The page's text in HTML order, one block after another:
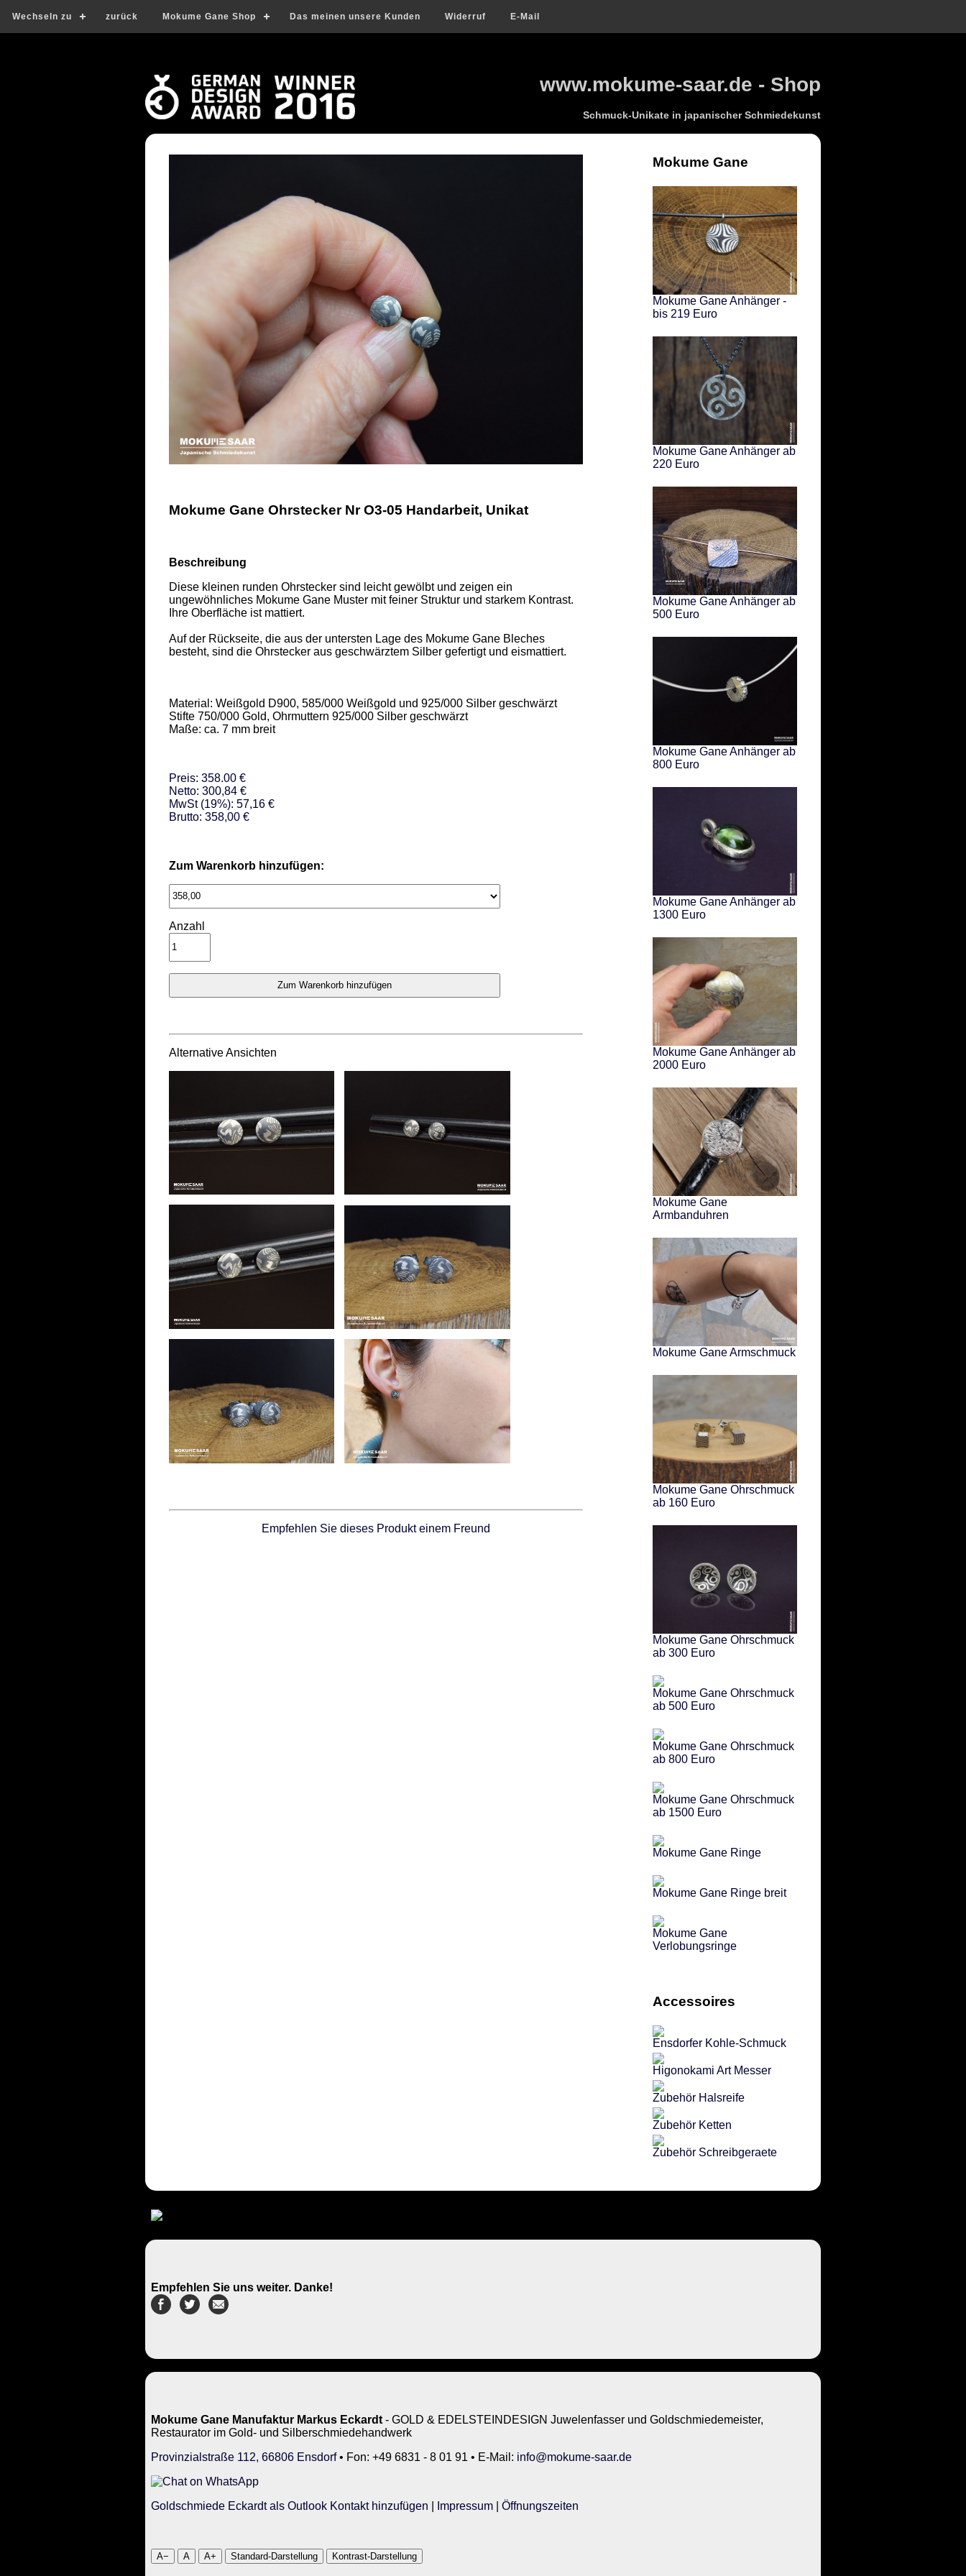
Wechseln zu zurück Mokume Gane Shop Das meinen unsere Kunden Widerruf E-Mail
www.mokume-saar.de - Shop
Schmuck-Unikate in japanischer Schmiedekunst
Mokume Gane Ohrstecker Nr O3-05 Handarbeit, Unikat
Beschreibung
Diese kleinen runden Ohrstecker sind leicht gewölbt und zeigen ein
ungewöhnliches Mokume Gane Muster mit feiner Struktur und starkem Kontrast.
Ihre Oberfläche ist mattiert.
Auf der Rückseite, die aus der untersten Lage des Mokume Gane Bleches
besteht, sind die Ohrstecker aus geschwärztem Silber gefertigt und eismattiert.
Material: Weißgold D900, 585/000 Weißgold und 925/000 Silber geschwärzt
Stifte 750/000 Gold, Ohrmuttern 925/000 Silber geschwärzt
Maße: ca. 7 mm breit
Preis: 358.00 €
Netto: 300,84 €
MwSt (19%): 57,16 €
Brutto: 358,00 €
Zum Warenkorb hinzufügen:
Anzahl
Alternative Ansichten
Empfehlen Sie dieses Produkt einem Freund
Mokume Gane
Mokume Gane Anhänger -
bis 219 Euro
Mokume Gane Anhänger ab
220 Euro
Mokume Gane Anhänger ab
500 Euro
Mokume Gane Anhänger ab
800 Euro
Mokume Gane Anhänger ab
1300 Euro
Mokume Gane Anhänger ab
2000 Euro
Mokume Gane
Armbanduhren
Mokume Gane Armschmuck
Mokume Gane Ohrschmuck
ab 160 Euro
Mokume Gane Ohrschmuck
ab 300 Euro
Mokume Gane Ohrschmuck
ab 500 Euro
Mokume Gane Ohrschmuck
ab 800 Euro
Mokume Gane Ohrschmuck
ab 1500 Euro
Mokume Gane Ringe
Mokume Gane Ringe breit
Mokume Gane
Verlobungsringe
Accessoires
Ensdorfer Kohle-Schmuck
Higonokami Art Messer
Zubehör Halsreife
Zubehör Ketten
Zubehör Schreibgeraete
Empfehlen Sie uns weiter. Danke!
Mokume Gane Manufaktur Markus Eckardt - GOLD & EDELSTEINDESIGN Juwelenfasser und Goldschmiedemeister,
Restaurator im Gold- und Silberschmiedehandwerk
Provinzialstraße 112, 66806 Ensdorf• Fon: +49 6831 - 8 01 91 • E-Mail: info@mokume-saar.de
Goldschmiede Eckardt als Outlook Kontakt hinzufügen Impressum Öffnungszeiten
A− A A+ Standard-Darstellung Kontrast-Darstellung